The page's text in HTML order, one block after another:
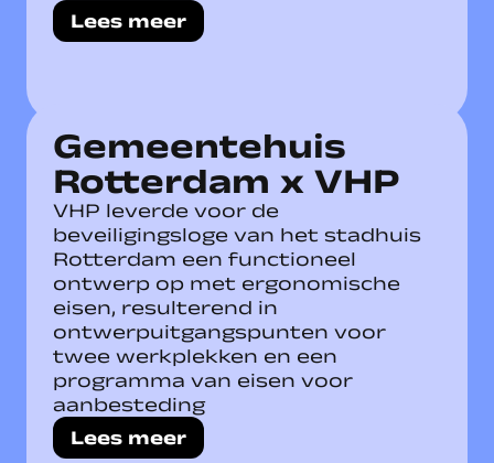
Lees meer
Gemeentehuis
Rotterdam x VHP
VHP leverde voor de
beveiligingsloge van het stadhuis
Rotterdam een functioneel
ontwerp op met ergonomische
eisen, resulterend in
ontwerpuitgangspunten voor
twee werkplekken en een
programma van eisen voor
aanbesteding
Lees meer